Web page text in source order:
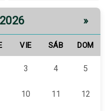
»
VIE SÁB DOM
3 4 5
10 11 12